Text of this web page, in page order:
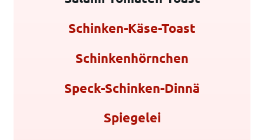
Schinken-Käse-Toast
Schinkenhörnchen
Speck-Schinken-Dinnä
Spiegelei